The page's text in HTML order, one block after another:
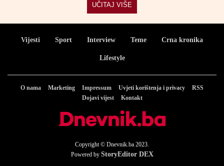
UČITAJ VIŠE
Vijesti Sport Interview Teme Crna kronika
Lifestyle
O nama Marketing Impressum Uvjeti korištenja i privacy
RSS
Dojavi vijest
Kontakt
Copyright © Dnevnik.ba 2023.
Powered by StoryEditor DEX